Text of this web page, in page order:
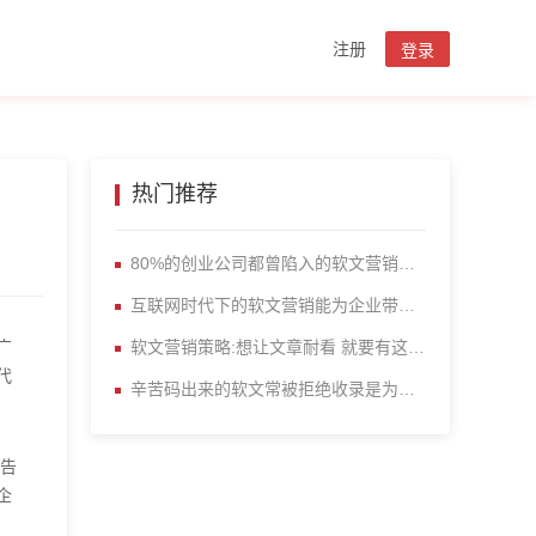
注册 登录
热门推荐
80%的创业公司都曾陷入的软文营销误区
互联网时代下的软文营销能为企业带来什么
软文营销策略:想让文章耐看 就要有这几个要素
辛苦码出来的软文常被拒绝收录是为什么